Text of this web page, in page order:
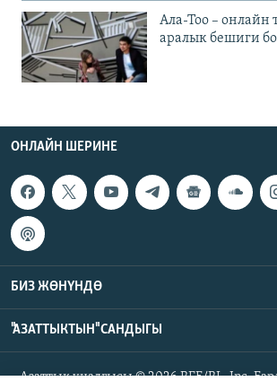
Ала-Тоо – онлайн
аралык бешиги
ОНЛАЙН ШЕРИНЕ
БИЗ ЖӨНҮНДӨ
"АЗАТТЫКТЫН" САНДЫГЫ
Азаттык үналгысы © 2026 RFE/RL, Inc.